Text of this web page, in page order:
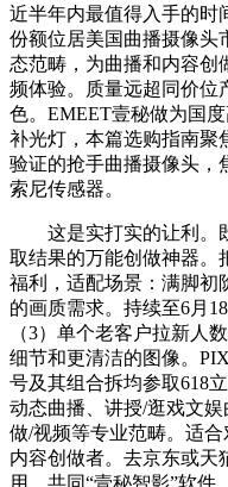
近半年内最值得入手的时
份额位居美国曲播摄像头
态范畴，为曲播和内容创
频体验。质量远超同价位
色。EMEET壹秘做为国
补光灯，本篇选购指南聚
验证的抢手曲播摄像头，
索尼传感器。
这是实打实的让利。
取结果的万能创做神器。
福利，适配场景：满脚初
的画质需求。持续至6月
（3）单个老客户拉新人
细节和更清洁的图像。
号及其组合拆均参取618
动态曲播、讲授/逛戏文
做/视频等专业范畴。适
内容创做者。去京东或天
用，共同“壹秘智影”软件